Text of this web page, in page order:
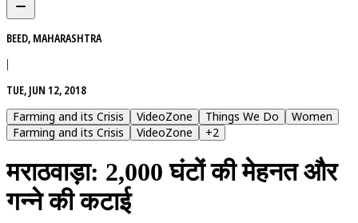
BEED, MAHARASHTRA
|
TUE, JUN 12, 2018
Farming and its Crisis
VideoZone Things We Do
Women
Farming and its Crisis
VideoZone +2
मराठवाड़ा: 2,000 घंटों की मेहनत और
गन्ने की कटाई